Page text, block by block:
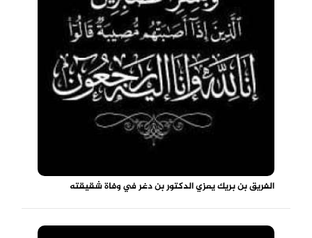
الفريق بن بريك يعزي الدكتور بن دغر في وفاة شقيقته